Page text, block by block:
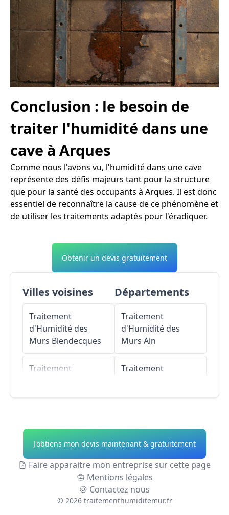
Conclusion : le besoin de
traiter l'humidité dans une
cave à Arques
Comme nous l'avons vu, l'humidité dans une cave
représente des défis majeurs tant pour la structure
que pour la santé des occupants à Arques. Il est donc
essentiel de reconnaître la cause de ce phénomène et
de utiliser les traitements adaptés pour l'éradiquer.
Obtenir un devis gratuitement
Villes voisines
Traitement
d'Humidité des
Murs Blendecques
Traitement
Traitement
d'Humidité des
Murs Longuenesse
Traitement
d'Humidité des
Heuringhem
Départements
Traitement
d'Humidité des
Murs Ain
Traitement
Traitement
d'Humidité des
Murs Allier
Traitement
d'Humidité des
MursAlpes-de-
J'obtiens mon devis maintenant & gratuitement
Faire apparaitre mon entreprise sur cette page
Mentions légales
Contactez nous
© 2026 traitementhumiditemur.fr